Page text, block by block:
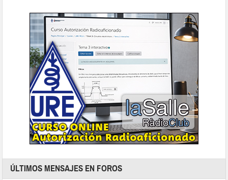
ÚLTIMOS MENSAJES EN FOROS